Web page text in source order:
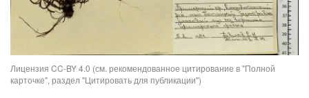
Лицензия CC-BY 4.0 (см. рекомендованное цитирование в "Полной
карточке", раздел "Цитировать для публикации")